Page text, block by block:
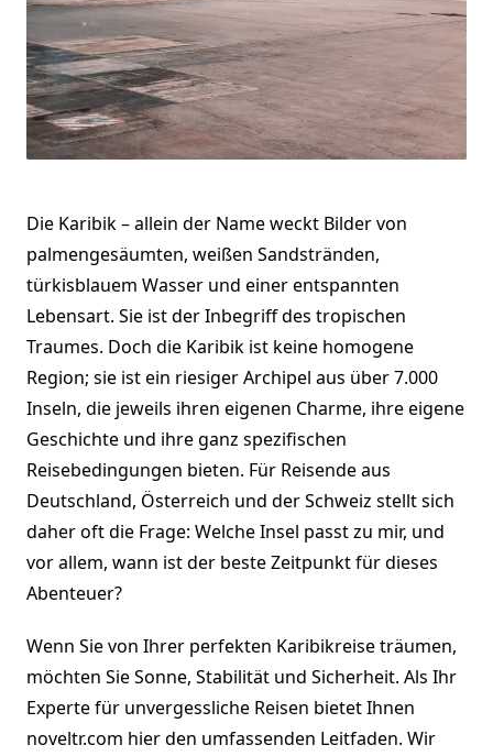
Die Karibik – allein der Name weckt Bilder von
palmengesäumten, weißen Sandstränden,
türkisblauem Wasser und einer entspannten
Lebensart. Sie ist der Inbegriff des tropischen
Traumes. Doch die Karibik ist keine homogene
Region; sie ist ein riesiger Archipel aus über 7.000
Inseln, die jeweils ihren eigenen Charme, ihre eigene
Geschichte und ihre ganz spezifischen
Reisebedingungen bieten. Für Reisende aus
Deutschland, Österreich und der Schweiz stellt sich
daher oft die Frage: Welche Insel passt zu mir, und
vor allem, wann ist der beste Zeitpunkt für dieses
Abenteuer?
Wenn Sie von Ihrer perfekten Karibikreise träumen,
möchten Sie Sonne, Stabilität und Sicherheit. Als Ihr
Experte für unvergessliche Reisen bietet Ihnen
noveltr.com hier den umfassenden Leitfaden. Wir